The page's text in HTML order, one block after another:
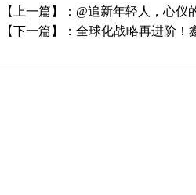
【上一篇】： @追新年轻人，心仪
【下一篇】： 全球化战略再进阶！